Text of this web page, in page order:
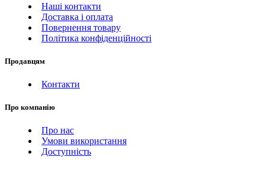
Наші контакти
Доставка і оплата
Повернення товару
Політика конфіденційності
Продавцям
Контакти
Про компанію
Про нас
Умови використання
Доступність